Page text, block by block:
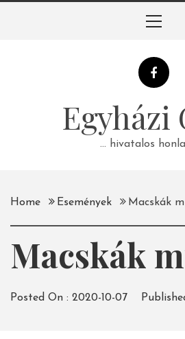
Egyházi
… hivatalos
Home Események Macskák
Macskák
Posted On : 2020-10-07